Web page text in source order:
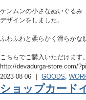
ケンムンの小さなぬいぐるみ
デザインをしました。
ふわふわと柔らかく滑らかな
こちらでご購入いただけます。
http://devadurga-store.com/
2023-08-06 ｜ GOODS,
ショップカード